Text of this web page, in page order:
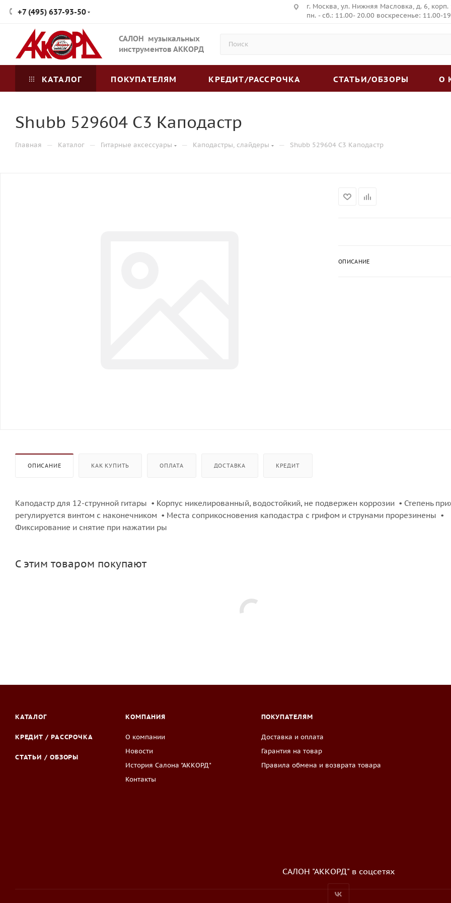
+7 (495) 637-93-50
г. Москва, ул. Нижняя Масловка, д. 6, корп.
пн. - сб.: 11.00- 20.00 воскресенье: 11.00-
САЛОН музыкальных
инструментов АККОРД
КАТАЛОГ ПОКУПАТЕЛЯМ КРЕДИТ/РАССРОЧКА СТАТЬИ/ОБЗОРЫ О
Shubb 529604 C3 Каподастр
Главная — Каталог — Гитарные аксессуары — Каподастры, слайдеры — Shubb 529604 C3 Каподастр
ОПИСАНИЕ
ОПИСАНИЕ КАК КУПИТЬ ОПЛАТА ДОСТАВКА КРЕДИТ
Каподастр для 12-струнной гитары • Корпус никелированный, водостойкий, не подвержен коррозии • Степень
регулируется винтом с наконечником • Места соприкосновения каподастра с грифом и струнами прорезинены •
Фиксирование и снятие при нажатии ры
С этим товаром покупают
КАТАЛОГ
КРЕДИТ / РАССРОЧКА
СТАТЬИ / ОБЗОРЫ
КОМПАНИЯ
О компании
Новости
История Салона "АККОРД"
Контакты
ПОКУПАТЕЛЯМ
Доставка и оплата
Гарантия на товар
Правила обмена и возврата товара
САЛОН "АККОРД" в соцсетях